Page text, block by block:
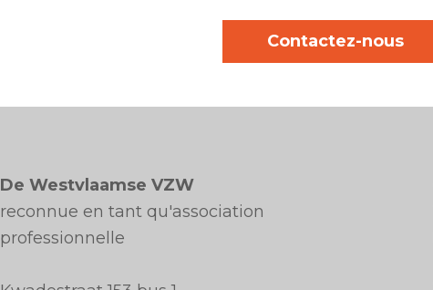
Contactez-nous
De Westvlaamse VZW
reconnue en tant qu'association
professionnelle